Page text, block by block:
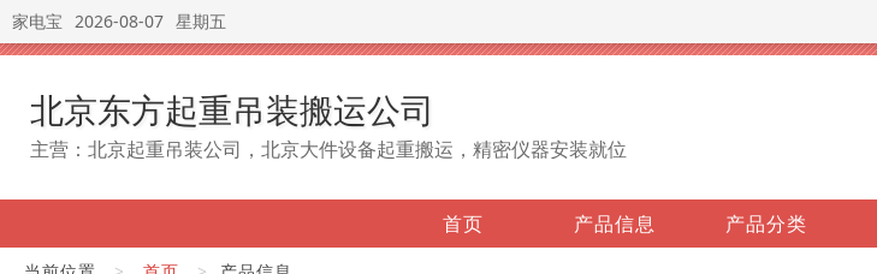
家电宝 2026-08-07 星期五
北京东方起重吊装搬运公司
主营：北京起重吊装公司，北京大件设备起重搬运，精密仪器安装就位
首页 产品信息 产品分类